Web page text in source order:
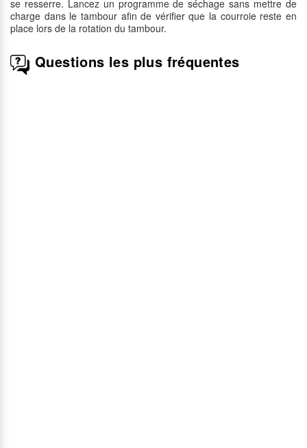
se resserre. Lancez un programme de séchage sans mettre de
charge dans le tambour afin de vérifier que la courroie reste en
place lors de la rotation du tambour.
Questions les plus fréquentes